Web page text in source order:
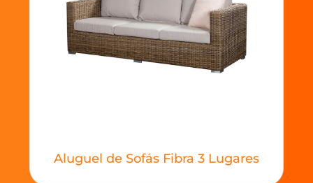
Aluguel de Sofás Fibra 3 Lugares